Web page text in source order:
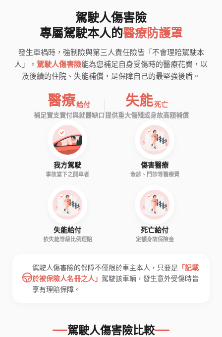
駕駛人傷害險
專屬駕駛本人的醫療防護罩
發生車禍時，強制險與第三人責任險皆「不會理賠駕駛本
人」。 駕駛人傷害險能為您補足自身受傷時的醫療花費，以
及後續的住院、失能補償，是保障自己的最堅強後盾。
醫療給付
補足實支實付與就醫缺口
失能死亡
提供重大傷殘或身故高額補償
我方駕駛
事故當下之開車者
傷害醫療
急診、門診等醫療費
失能給付
依失能等級比例理賠
死亡給付
定額身故保險金
駕駛人傷害險的保障不僅限於車主本人，只要是 「記載
於被保險人名冊之人」 駕駛該車輛，發生意外受傷時皆
享有理賠保障。
駕駛人傷害險比較